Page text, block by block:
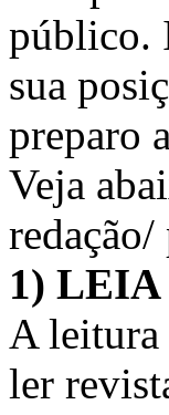
público.
sua
preparo
Veja
1) LEIA
A leitura
ler